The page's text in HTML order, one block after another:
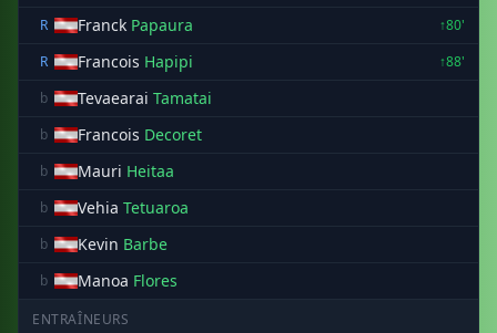
R
Franck Papaura
↑80'
R
Francois Hapipi
↑88'
b
Tevaearai Tamatai
b Francois Decoret
b Mauri Heitaa
b Vehia Tetuaroa
b Kevin Barbe
b Manoa Flores
ENTRAÎNEURS